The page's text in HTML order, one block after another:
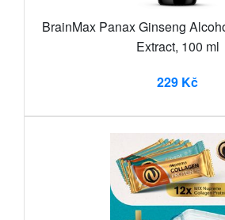
BrainMax Panax Ginseng
Extract, 100 ml
229 Kč